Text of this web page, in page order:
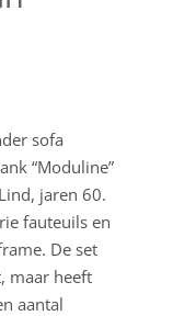
sofa
“Moduline”
jaren 60.
fauteuils en
De set
maar heeft
aantal